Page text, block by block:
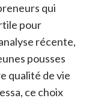
qui
pour
récente,
pousses
qualité de vie
ce choix